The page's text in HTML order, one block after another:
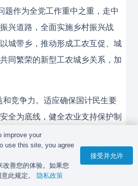
题作为全党工作重中之重，走中
兴道路，全面实施乡村振兴战
城带乡，推动形成工农互促、城
同繁荣的新型工农城乡关系，加
和竞争力。适应确保国计民生要
全为底线，健全农业支持保护制
保护制度，深入实施藏粮于地、
业水利设施建设力度，实施高标
农业科技和装备支撑，提高农业
防疫和农作物病虫害防治体系，
improve your
use this site, you agree
善您的体验。如果您
此规定。 隐私政策
接受并允许